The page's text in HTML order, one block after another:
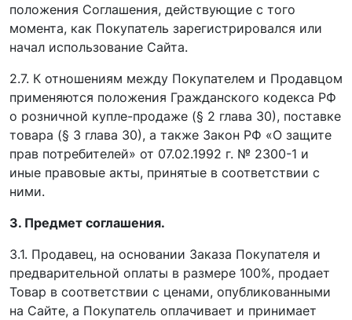
положения Соглашения, действующие с того
момента, как Покупатель зарегистрировался или
начал использование Сайта.
2.7. К отношениям между Покупателем и Продавцом
применяются положения Гражданского кодекса РФ
о розничной купле-продаже (§ 2 глава 30), поставке
товара (§ 3 глава 30), а также Закон РФ «О защите
прав потребителей» от 07.02.1992 г. № 2300-1 и
иные правовые акты, принятые в соответствии с
ними.
3. Предмет соглашения.
3.1. Продавец, на основании Заказа Покупателя и
предварительной оплаты в размере 100%, продает
Товар в соответствии с ценами, опубликованными
на Сайте, а Покупатель оплачивает и принимает